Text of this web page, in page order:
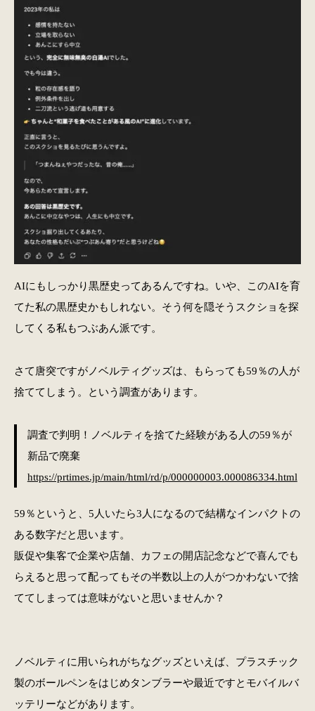
AIにもしっかり黒歴史ってあるんですね。いや、このAIを育
てた私の黒歴史かもしれない。そう何を隠そうスクショを探
してくる私もつぶあん派です。
さて唐突ですがノベルティグッズは、もらっても59％の人が
捨ててしまう。という調査があります。
調査で判明！ノベルティを捨てた経験がある人の59％が
新品で廃棄
https://prtimes.jp/main/html/rd/p/000000003.000086334.html
59％というと、5人いたら3人になるので結構なインパクトの
ある数字だと思います。
販促や集客で企業や店舗、カフェの開店記念などで喜んでも
らえると思って配ってもその半数以上の人がつかわないで捨
ててしまっては意味がないと思いませんか？
ノベルティに用いられがちなグッズといえば、プラスチック
製のボールペンをはじめタンブラーや最近ですとモバイルバ
ッテリーなどがあります。